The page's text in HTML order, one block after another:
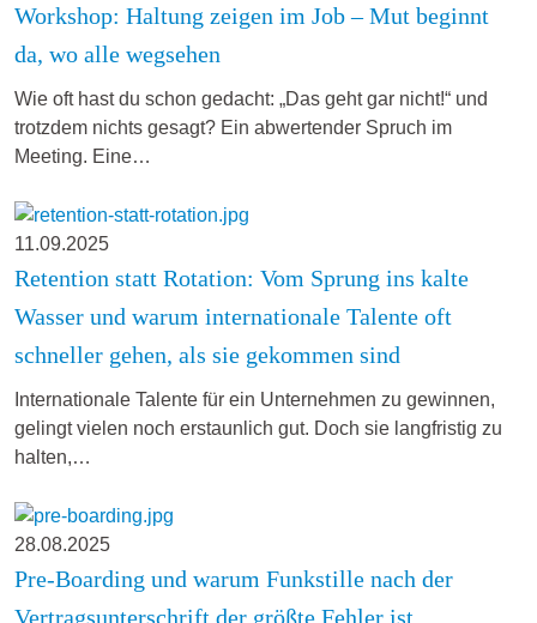
Workshop: Haltung zeigen im Job – Mut beginnt
da, wo alle wegsehen
Wie oft hast du schon gedacht: „Das geht gar nicht!“ und
trotzdem nichts gesagt? Ein abwertender Spruch im
Meeting. Eine…
11.09.2025
Retention statt Rotation: Vom Sprung ins kalte
Wasser und warum internationale Talente oft
schneller gehen, als sie gekommen sind
Internationale Talente für ein Unternehmen zu gewinnen,
gelingt vielen noch erstaunlich gut. Doch sie langfristig zu
halten,…
28.08.2025
Pre-Boarding und warum Funkstille nach der
Vertragsunterschrift der größte Fehler ist